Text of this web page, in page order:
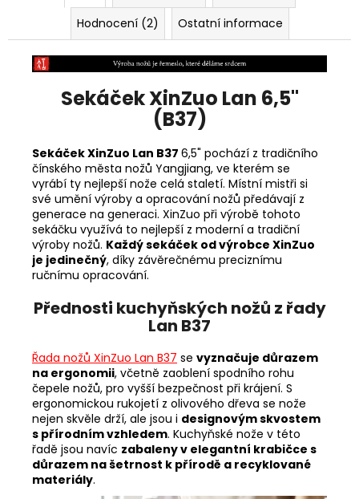
Hodnocení (2)
Ostatní informace
Sekáček XinZuo Lan 6,5"
(B37)
Sekáček XinZuo Lan B37 6,5" pochází z tradičního
čínského města nožů Yangjiang, ve kterém se
vyrábí ty nejlepší nože celá staletí. Místní mistři si
své umění výroby a opracování nožů předávají z
generace na generaci. XinZuo při výrobě tohoto
sekáčku využívá to nejlepší z moderní a tradiční
výroby nožů. Každý sekáček od výrobce XinZuo
je jedinečný, díky závěrečnému preciznímu
ručnímu opracování.
Přednosti kuchyňských nožů z řady
Lan B37
Řada nožů XinZuo Lan B37 se vyznačuje důrazem
na ergonomii, včetně zaoblení spodního rohu
čepele nožů, pro vyšší bezpečnost při krájení. S
ergonomickou rukojetí z olivového dřeva se nože
nejen skvěle drží, ale jsou i designovým skvostem
s přírodním vzhledem. Kuchyňské nože v této
řadě jsou navíc zabaleny v elegantní krabičce s
důrazem na šetrnost k přírodě a recyklované
materiály.